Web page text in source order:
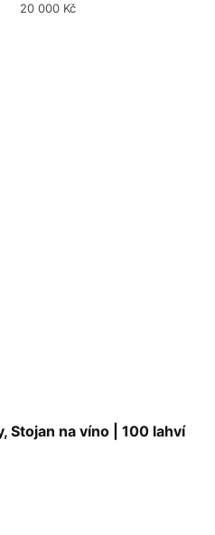
20 000 Kč
Stojan na víno | 100 lahví